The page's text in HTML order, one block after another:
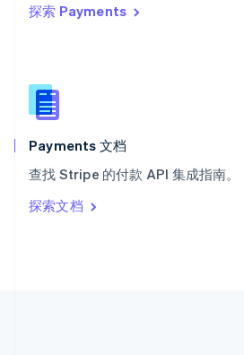
探索 Payments
Payments 文档
查找 Stripe 的付款 API 集成指南。
探索文档
西班牙
新西兰
English
匈牙利
English
ItalianoEnglish
印度
English